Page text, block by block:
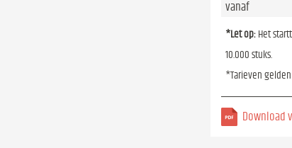
vanaf
*Let op: Het
10.000 stuks.
*Tarieven
Download